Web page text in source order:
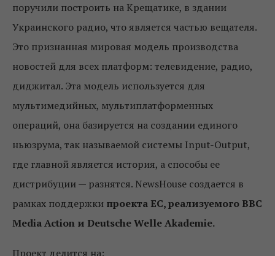
поручили построить на Крещатике, в здании
Украинского радио, что является частью вещателя.
Это признанная мировая модель производства
новостей для всех платформ: телевидение, радио,
диджитал. Эта модель используется для
мультимедийных, мультиплатформенных
операций, она базируется на создании единого
ньюзрума, так называемой системы Input-Output,
где главной является история, а способы ее
дистрибуции — разнятся. NewsHouse создается в
рамках поддержки проекта ЕС, реализуемого BBC
Media Action и Deutsche Welle Akademie.
Проект делится на: